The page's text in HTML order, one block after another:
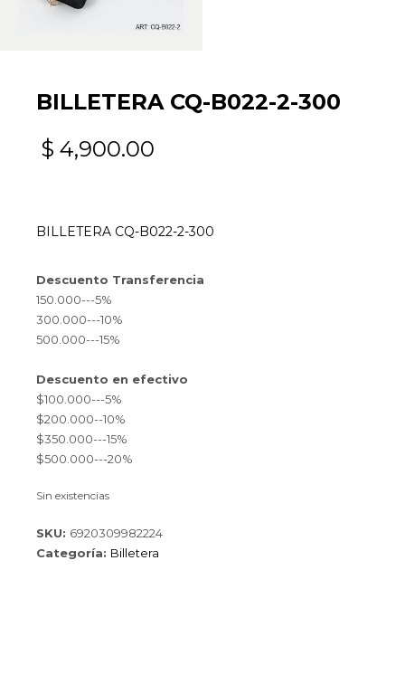
BILLETERA CQ-B022-2-300
$ 4,900.00
BILLETERA CQ-B022-2-300
Descuento Transferencia
150.000---5%
300.000---10%
500.000---15%
Descuento en efectivo
$100.000---5%
$200.000--10%
$350.000---15%
$500.000---20%
Sin existencias
SKU: 6920309982224
Categoría: Billetera